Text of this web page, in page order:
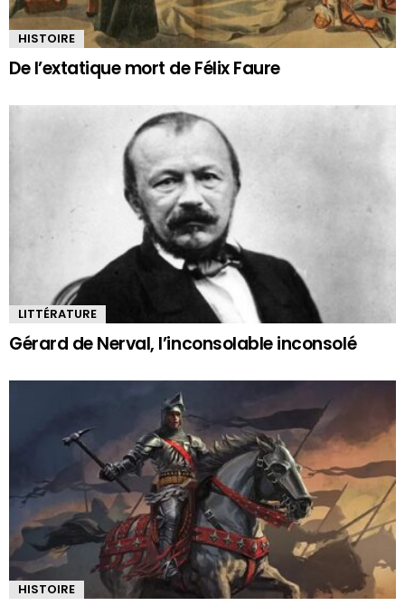
HISTOIRE
De l’extatique mort de Félix Faure
LITTÉRATURE
Gérard de Nerval, l’inconsolable inconsolé
HISTOIRE